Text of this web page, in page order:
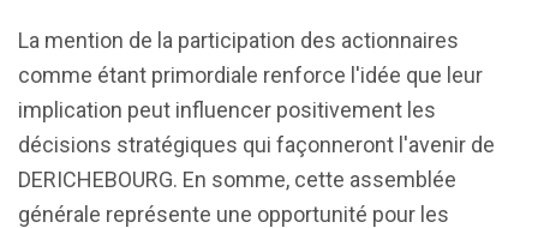
La mention de la participation des actionnaires
comme étant primordiale renforce l'idée que leur
implication peut influencer positivement les
décisions stratégiques qui façonneront l'avenir de
DERICHEBOURG. En somme, cette assemblée
générale représente une opportunité pour les